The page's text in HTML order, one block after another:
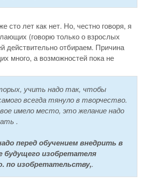
сто лет как нет. Но, честно говоря, я
(говорю только о взрослых
действительно отбираем. Причина
много, а возможностей пока не
учить надо так, чтобы
всегда тянуло в творчество.
имело место, это желание надо
.
перед обучением внедрить в
будущего изобретателя
по изобретательству,.